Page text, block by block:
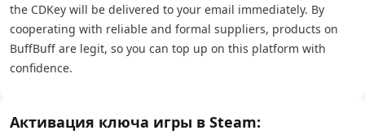
the CDKey will be delivered to your email immediately. By
cooperating with reliable and formal suppliers, products on
BuffBuff are legit, so you can top up on this platform with
confidence.
Активация ключа игры в Steam: